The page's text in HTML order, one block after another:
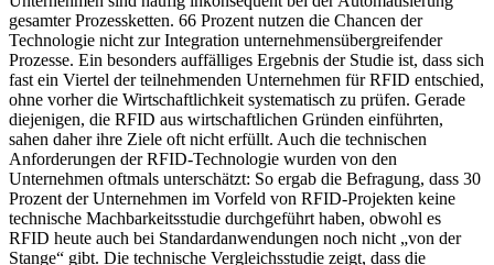
gesamter Prozessketten. 66 Prozent nutzen die Chancen der
Technologie nicht zur Integration unternehmensübergreifender
Prozesse. Ein besonders auffälliges Ergebnis der Studie ist, dass sich
fast ein Viertel der teilnehmenden Unternehmen für RFID entschied,
ohne vorher die Wirtschaftlichkeit systematisch zu prüfen. Gerade
diejenigen, die RFID aus wirtschaftlichen Gründen einführten,
sahen daher ihre Ziele oft nicht erfüllt. Auch die technischen
Anforderungen der RFID-Technologie wurden von den
Unternehmen oftmals unterschätzt: So ergab die Befragung, dass 30
Prozent der Unternehmen im Vorfeld von RFID-Projekten keine
technische Machbarkeitsstudie durchgeführt haben, obwohl es
RFID heute auch bei Standardanwendungen noch nicht „von der
Stange“ gibt. Die technische Vergleichsstudie zeigt, dass die